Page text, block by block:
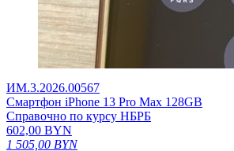
ИМ.3.2026.00567
Смартфон iPhone 13 Pro Max 128GB
Справочно по курсу НБРБ
602,00 BYN
1 505,00 BYN